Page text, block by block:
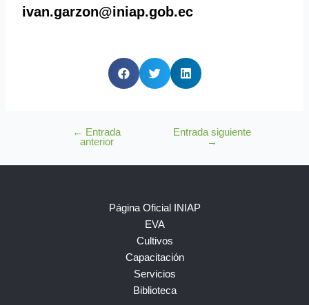
ivan.garzon@iniap.gob.ec
← Entrada
anterior
Entrada siguiente
→
Página Oficial INIAP
EVA
Cultivos
Capacitación
Servicios
Biblioteca